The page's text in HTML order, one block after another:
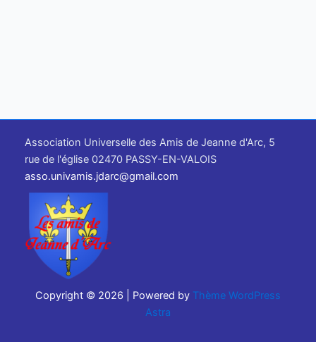
Association Universelle des Amis de Jeanne d'Arc, 5
rue de l'église 02470 PASSY-EN-VALOIS
asso.univamis.jdarc@gmail.com
Copyright © 2026 | Powered by Thème WordPress
Astra